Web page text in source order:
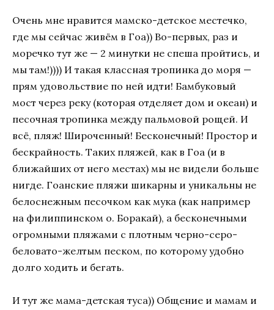
Очень мне нравится мамско-детское местечко,
где мы сейчас живём в Гоа)) Во-первых, раз и
моречко тут же — 2 минутки не спеша пройтись, и
мы там!)))) И такая классная тропинка до моря —
прям удовольствие по ней идти! Бамбуковый
мост через реку (которая отделяет дом и океан) и
песочная тропинка между пальмовой рощей. И
всё, пляж! Широченный! Бесконечный! Простор и
бескрайность. Таких пляжей, как в Гоа (и в
ближайших от него местах) мы не видели больше
нигде. Гоанские пляжи шикарны и уникальны не
белоснежным песочком как мука (как например
на филиппинском о. Боракай), а бесконечными
огромными пляжами с плотным черно-серо-
беловато-желтым песком, по которому удобно
долго ходить и бегать.
И тут же мама-детская туса)) Общение и мамам и